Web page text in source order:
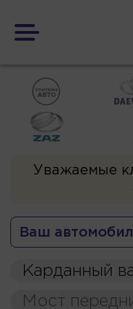
Уважаемые
Ваш
Карданный
Мост